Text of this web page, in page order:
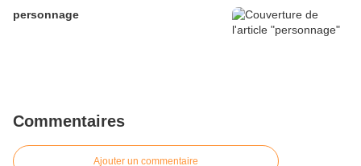
personnage
Commentaires
Ajouter un commentaire